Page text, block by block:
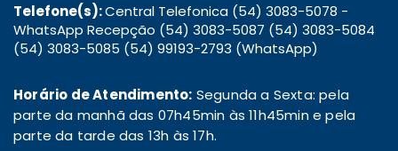
Telefone(s):Central Telefonica (54) 3083-5078 -
WhatsApp Recepção (54) 3083-5087 (54) 3083-5084
(54) 3083-5085 (54) 99193-2793 (WhatsApp)
Horário de Atendimento: Segunda a Sexta: pela
parte da manhã das 07h45min às 11h45min e pela
parte da tarde das 13h às 17h.